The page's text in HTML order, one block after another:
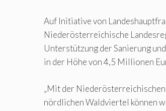
Auf Initiative von
Niederösterreichische
Unterstützung der Sanierung
in der Höhe von 4,5 Millionen
„Mit der
nördlichen Waldviertel können